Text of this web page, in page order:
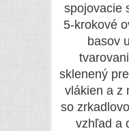
spojovacie
5-krokové
basov
sklenený
vlákien a z
so
vzhľad a